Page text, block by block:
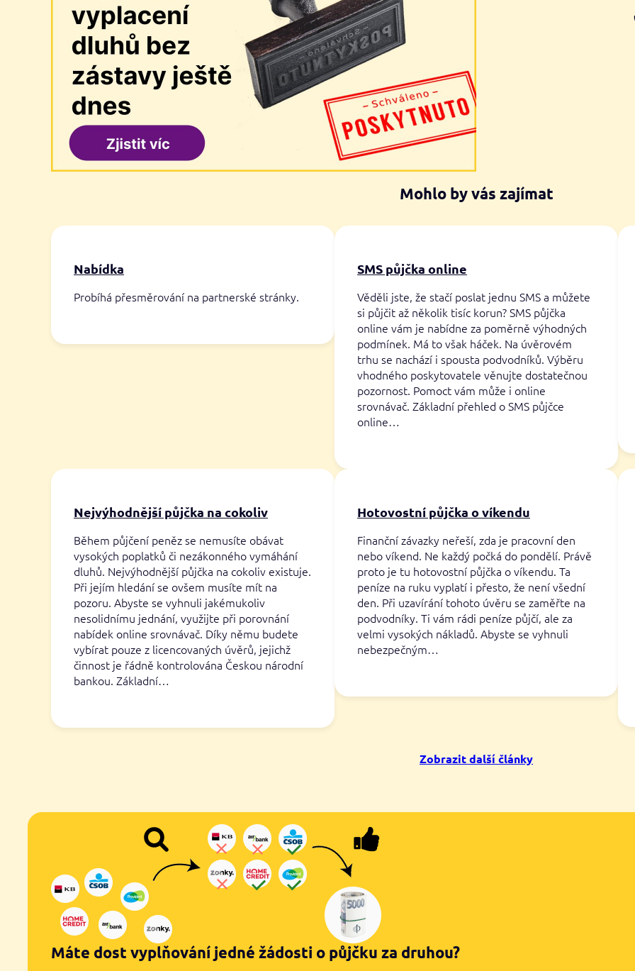
Mohlo by vás zajímat
Nabídka
Probíhá přesměrování na partnerské stránky.
SMS půjčka online
Věděli jste, že stačí poslat jednu SMS a můžete
si půjčit až několik tisíc korun? SMS půjčka
online vám je nabídne za poměrně výhodných
podmínek. Má to však háček. Na úvěrovém
trhu se nachází i spousta podvodníků. Výběru
vhodného poskytovatele věnujte dostatečnou
pozornost. Pomoct vám může i online
srovnávač. Základní přehled o SMS půjčce
online…
Nejvýhodnější půjčka na cokoliv
Během půjčení peněz se nemusíte obávat
vysokých poplatků či nezákonného vymáhání
dluhů. Nejvýhodnější půjčka na cokoliv existuje.
Při jejím hledání se ovšem musíte mít na
pozoru. Abyste se vyhnuli jakémukoliv
nesolidnímu jednání, využijte při porovnání
nabídek online srovnávač. Díky němu budete
vybírat pouze z licencovaných úvěrů, jejichž
činnost je řádně kontrolována Českou národní
bankou. Základní…
Hotovostní půjčka o víkendu
Finanční závazky neřeší, zda je pracovní den
nebo víkend. Ne každý počká do pondělí. Právě
proto je tu hotovostní půjčka o víkendu. Ta
peníze na ruku vyplatí i přesto, že není všední
den. Při uzavírání tohoto úvěru se zaměřte na
podvodníky. Ti vám rádi peníze půjčí, ale za
velmi vysokých nákladů. Abyste se vyhnuli
nebezpečným…
Zobrazit další články
Máte dost vyplňování jedné žádosti o půjčku za druhou?